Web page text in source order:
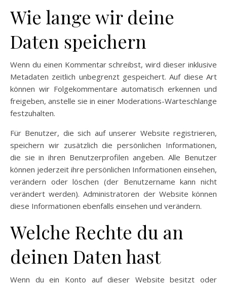
Wie lange wir deine
Daten speichern
Wenn du einen Kommentar schreibst, wird dieser inklusive
Metadaten zeitlich unbegrenzt gespeichert. Auf diese Art
können wir Folgekommentare automatisch erkennen und
freigeben, anstelle sie in einer Moderations-Warteschlange
festzuhalten.
Für Benutzer, die sich auf unserer Website registrieren,
speichern wir zusätzlich die persönlichen Informationen,
die sie in ihren Benutzerprofilen angeben. Alle Benutzer
können jederzeit ihre persönlichen Informationen einsehen,
verändern oder löschen (der Benutzername kann nicht
verändert werden). Administratoren der Website können
diese Informationen ebenfalls einsehen und verändern.
Welche Rechte du an
deinen Daten hast
Wenn du ein Konto auf dieser Website besitzt oder